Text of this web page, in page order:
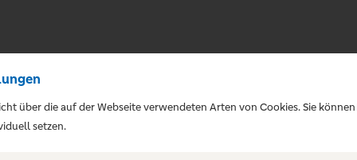
über die auf der Webseite verwendeten Arten von Cookies. Sie
setzen.